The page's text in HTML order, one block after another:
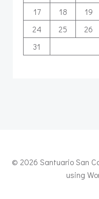
17
18 19
24
25 26
31
© 2026 Santuario San
using